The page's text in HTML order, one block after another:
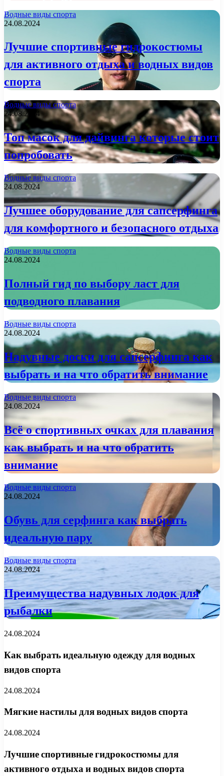
Водные виды спорта
24.08.2024
Лучшие спортивные гидрокостюмы
для активного отдыха и водных видов
спорта
Водные виды спорта
24.08.2024
Топ масок для дайвинга которые стоит
попробовать
Водные виды спорта
24.08.2024
Лучшее оборудование для сапсерфинга
для комфортного и безопасного отдыха
Водные виды спорта
24.08.2024
Полный гид по выбору ласт для
подводного плавания
Водные виды спорта
24.08.2024
Надувные доски для сапсерфинга как
выбрать и на что обратить внимание
Водные виды спорта
24.08.2024
Всё о спортивных очках для плавания
как выбрать и на что обратить
внимание
Водные виды спорта
24.08.2024
Обувь для серфинга как выбрать
идеальную пару
Водные виды спорта
24.08.2024
Преимущества надувных лодок для
рыбалки
24.08.2024
Как выбрать идеальную одежду для водных
видов спорта
24.08.2024
Мягкие настилы для водных видов спорта
24.08.2024
Лучшие спортивные гидрокостюмы для
активного отдыха и водных видов спорта